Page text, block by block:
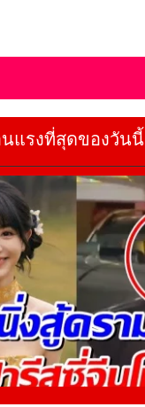
นแรงที่สุดของวันนี้